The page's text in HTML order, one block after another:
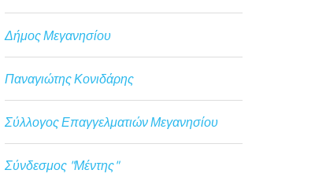
Δήμος Μεγανησίου
Παναγιώτης Κονιδάρης
Σύλλογος Επαγγελματιών Μεγανησίου
Σύνδεσμος "Μέντης"